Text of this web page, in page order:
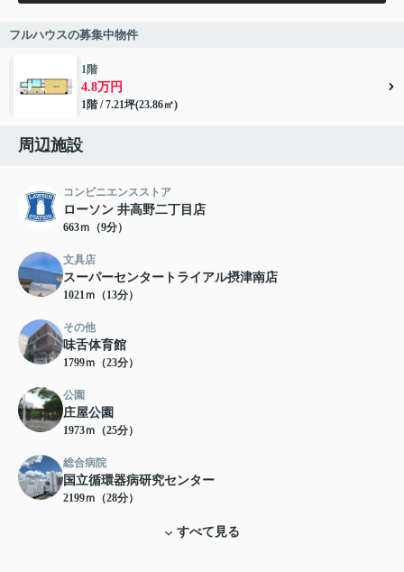
フルハウスの募集中物件
1階
4.8万円
1階 / 7.21坪(23.86㎡)
周辺施設
コンビニエンスストア
ローソン 井高野二丁目店
663ｍ（9分）
文具店
スーパーセンタートライアル摂津南店
1021ｍ（13分）
その他
味舌体育館
1799ｍ（23分）
公園
庄屋公園
1973ｍ（25分）
総合病院
国立循環器病研究センター
2199ｍ（28分）
すべて見る